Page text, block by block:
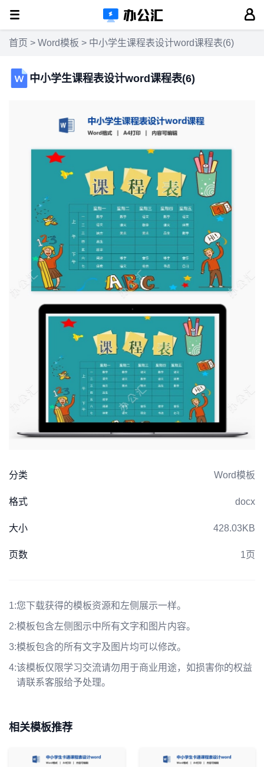
首页 > Word模板 > 中小学生课程表设计word课程表(6)
中小学生课程表设计word课程表(6)
分类 Word模板
格式 docx
大小 428.03KB
页数 1页
1:您下载获得的模板资源和左侧展示一样。
2:模板包含左侧图示中所有文字和图片内容。
3:模板包含的所有文字及图片均可以修改。
4:该模板仅限学习交流请勿用于商业用途，如损害你的权益
请联系客服给予处理。
相关模板推荐